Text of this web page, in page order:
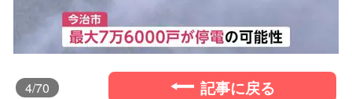
4/70 記事に戻る